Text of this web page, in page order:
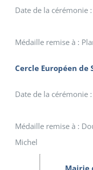
Date de la cérémonie
Médaille remise à :
Cercle Européen de
Date de la cérémonie
Médaille remise à :
Michel